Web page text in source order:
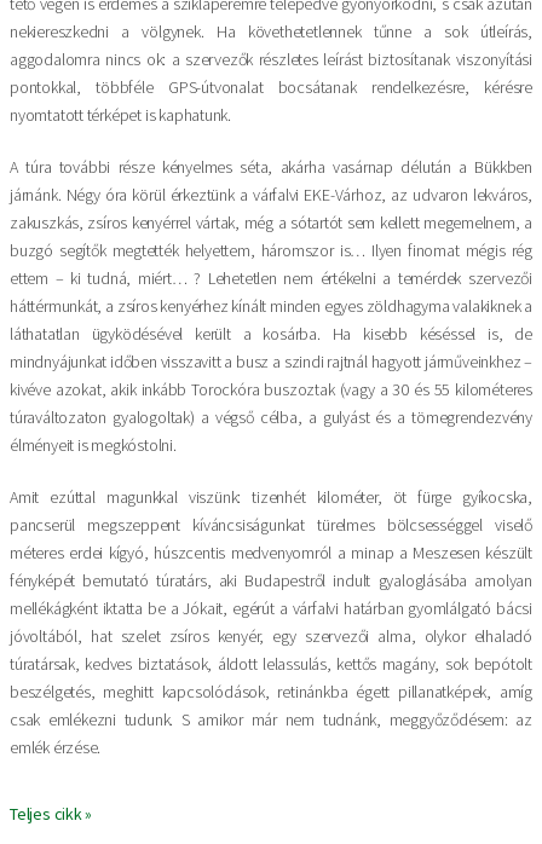
nekiereszkedni a völgynek. Ha követhetetlennek tűnne a sok útleírás,
aggodalomra nincs ok: a szervezők részletes leírást biztosítanak viszonyítási
pontokkal, többféle GPS-útvonalat bocsátanak rendelkezésre, kérésre
nyomtatott térképet is kaphatunk.
A túra további része kényelmes séta, akárha vasárnap délután a Bükkben
járnánk. Négy óra körül érkeztünk a várfalvi EKE-Várhoz, az udvaron lekváros,
zakuszkás, zsíros kenyérrel vártak, még a sótartót sem kellett megemelnem, a
buzgó segítők megtették helyettem, háromszor is… Ilyen finomat mégis rég
ettem – ki tudná, miért… ? Lehetetlen nem értékelni a temérdek szervezői
háttérmunkát, a zsíros kenyérhez kínált minden egyes zöldhagyma valakiknek a
láthatatlan ügyködésével került a kosárba. Ha kisebb késéssel is, de
mindnyájunkat időben visszavitt a busz a szindi rajtnál hagyott járműveinkhez –
kivéve azokat, akik inkább Torockóra buszoztak (vagy a 30 és 55 kilométeres
túraváltozaton gyalogoltak) a végső célba, a gulyást és a tömegrendezvény
élményeit is megkóstolni.
Amit ezúttal magunkkal viszünk: tizenhét kilométer, öt fürge gyíkocska,
pancserül megszeppent kíváncsiságunkat türelmes bölcsességgel viselő
méteres erdei kígyó, húszcentis medvenyomról a minap a Meszesen készült
fényké­pét bemutató túratárs, aki Budapestről indult gyaloglásába amolyan
mellékágként iktatta be a Jókait, egérút a várfalvi határban gyomlálgató bácsi
jóvoltából, hat szelet zsíros kenyér, egy szervezői alma, olykor elhaladó
túratársak, kedves biztatások, áldott lelassulás, kettős magány, sok bepótolt
beszélgetés, meghitt kapcsolódások, retinánkba égett pillanatképek, amíg
csak emlékezni tudunk. S amikor már nem tudnánk, meggyőződésem: az
emlék érzése.
Teljes cikk »